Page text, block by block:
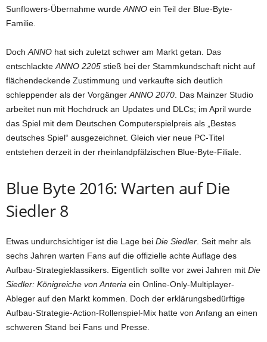
Sunflowers-Übernahme wurdeANNO ein Teil der Blue-Byte-
Familie.
DochANNO hat sich zuletzt schwer am Markt getan. Das
entschlackteANNO 2205 stieß bei der Stammkundschaft nicht auf
flächendeckende Zustimmung und verkaufte sich deutlich
schleppender als der VorgängerANNO 2070. Das Mainzer Studio
arbeitet nun mit Hochdruck an Updates und DLCs; im April wurde
das Spiel mit dem Deutschen Computerspielpreis als „Bestes
deutsches Spiel“ ausgezeichnet. Gleich vier neue PC-Titel
entstehen derzeit in der rheinlandpfälzischen Blue-Byte-Filiale.
Blue Byte 2016: Warten auf Die
Siedler 8
Etwas undurchsichtiger ist die Lage bei Die Siedler. Seit mehr als
sechs Jahren warten Fans auf die offizielle achte Auflage des
Aufbau-Strategieklassikers. Eigentlich sollte vor zwei Jahren mit Die
Siedler: Königreiche von Anteria ein Online-Only-Multiplayer-
Ableger auf den Markt kommen. Doch der erklärungsbedürftige
Aufbau-Strategie-Action-Rollenspiel-Mix hatte von Anfang an einen
schweren Stand bei Fans und Presse.